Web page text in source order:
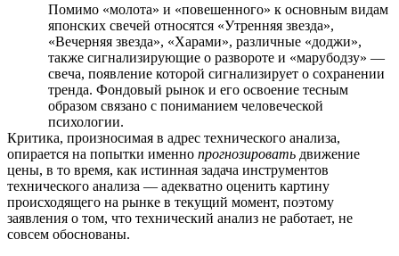
Помимо «молота» и «повешенного» к основным видам
японских свечей относятся «Утренняя звезда»,
«Вечерняя звезда», «Харами», различные «доджи»,
также сигнализирующие о развороте и «марубодзу» —
свеча, появление которой сигнализирует о сохранении
тренда. Фондовый рынок и его освоение тесным
образом связано с пониманием человеческой
психологии.
Критика, произносимая в адрес технического анализа,
опирается на попытки именно прогнозировать движение
цены, в то время, как истинная задача инструментов
технического анализа — адекватно оценить картину
происходящего на рынке в текущий момент, поэтому
заявления о том, что технический анализ не работает, не
совсем обоснованы.